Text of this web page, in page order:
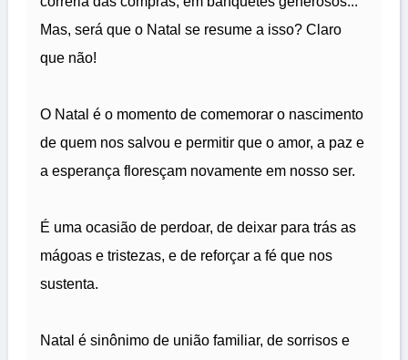
Mas, será que o Natal se resume a isso? Claro
que não!
O Natal é o momento de comemorar o nascimento
de quem nos salvou e permitir que o amor, a paz e
a esperança floresçam novamente em nosso ser.
É uma ocasião de perdoar, de deixar para trás as
mágoas e tristezas, e de reforçar a fé que nos
sustenta.
Natal é sinônimo de união familiar, de sorrisos e